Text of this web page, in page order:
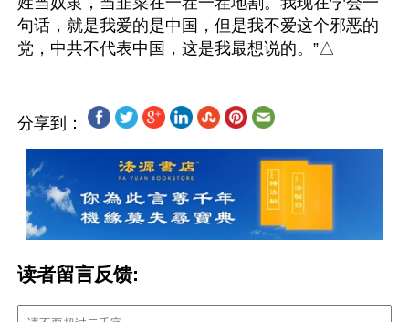
句话，就是我爱的是中国，但是我不爱这个邪恶的
分享到：
读者留言反馈: